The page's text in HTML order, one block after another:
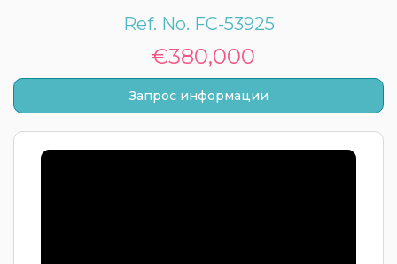
Ref. No. FC-53925
€380,000
Запрос информации